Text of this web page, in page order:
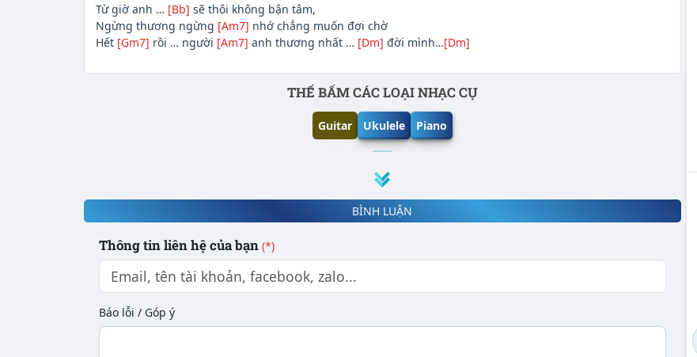
Từ giờ anh … [Bb] sẽ thôi không bận tâm,
Ngừng thương ngừng [Am7] nhớ chẳng muốn đợi chờ
Hết [Gm7] rồi … người [Am7] anh thương nhất … [Dm] đời mình…[Dm]
THẾ BẤM CÁC LOẠI NHẠC CỤ
Guitar Ukulele Piano
BÌNH LUẬN
Thông tin liên hệ của bạn (*)
Báo lỗi / Góp ý